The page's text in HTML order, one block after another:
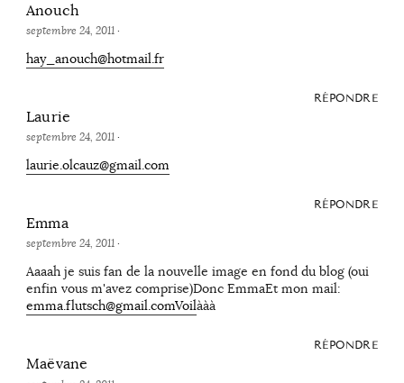
Anouch
septembre 24, 2011·
hay_anouch@hotmail.fr
RÉPONDRE
Laurie
septembre 24, 2011·
laurie.olcauz@gmail.com
RÉPONDRE
Emma
septembre 24, 2011·
Aaaah je suis fan de la nouvelle image en fond du blog (oui
enfin vous m'avez comprise)Donc EmmaEt mon mail:
emma.flutsch@gmail.comVoilààà
RÉPONDRE
Maëvane